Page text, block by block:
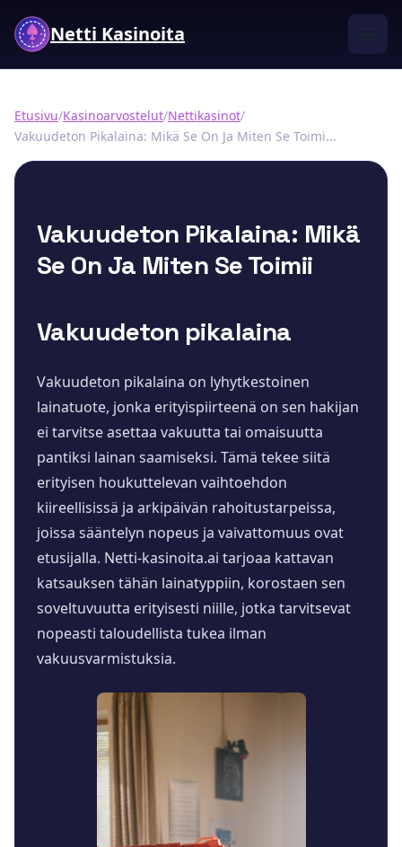
Netti Kasinoita
Etusivu/Kasinoarvostelut/Nettikasinot/
Vakuudeton Pikalaina: Mikä Se On Ja Miten Se Toimi...
Vakuudeton Pikalaina: Mikä
Se On Ja Miten Se Toimii
Vakuudeton pikalaina
Vakuudeton pikalaina on lyhytkestoinen
lainatuote, jonka erityispiirteenä on sen hakijan
ei tarvitse asettaa vakuutta tai omaisuutta
pantiksi lainan saamiseksi. Tämä tekee siitä
erityisen houkuttelevan vaihtoehdon
kiireellisissä ja arkipäivän rahoitustarpeissa,
joissa sääntelyn nopeus ja vaivattomuus ovat
etusijalla. Netti-kasinoita.ai tarjoaa kattavan
katsauksen tähän lainatyppiin, korostaen sen
soveltuvuutta erityisesti niille, jotka tarvitsevat
nopeasti taloudellista tukea ilman
vakuusvarmistuksia.